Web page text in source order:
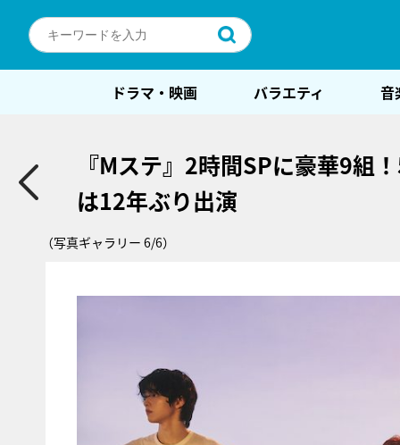
ドラマ・映画 バラエティ 音
『Mステ』2時間SPに豪華9組
は12年ぶり出演
（写真ギャラリー 6/6）